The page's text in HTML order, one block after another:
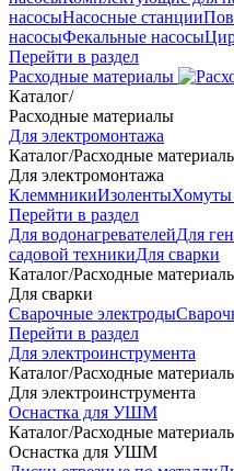
насосыНасосные станции
насосыФекальные насосы
Перейти в раздел
Расходные материалы
Каталог/
Расходные материалы
Для электромонтажа
Каталог/Расходные
Для электромонтажа
КлеммникиИзолентыХомуты
Перейти в раздел
Для водонагревателейДля
садовой техникиДля сварки
Каталог/Расходные
Для сварки
Сварочные электроды
Перейти в раздел
Для электроинструмента
Каталог/Расходные
Для электроинструмента
Оснастка для УШМ
Каталог/Расходные
Оснастка для УШМ